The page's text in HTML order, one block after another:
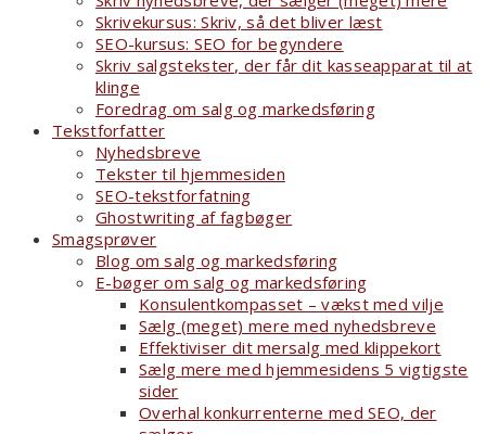
Skrivekursus: Skriv, så det bliver læst
SEO-kursus: SEO for begyndere
Skriv salgstekster, der får dit kasseapparat til at
klinge
Foredrag om salg og markedsføring
Tekstforfatter
Nyhedsbreve
Tekster til hjemmesiden
SEO-tekstforfatning
Ghostwriting af fagbøger
Smagsprøver
Blog om salg og markedsføring
E-bøger om salg og markedsføring
Konsulentkompasset – vækst med vilje
Sælg (meget) mere med nyhedsbreve
Effektiviser dit mersalg med klippekort
Sælg mere med hjemmesidens 5 vigtigste
sider
Overhal konkurrenterne med SEO, der